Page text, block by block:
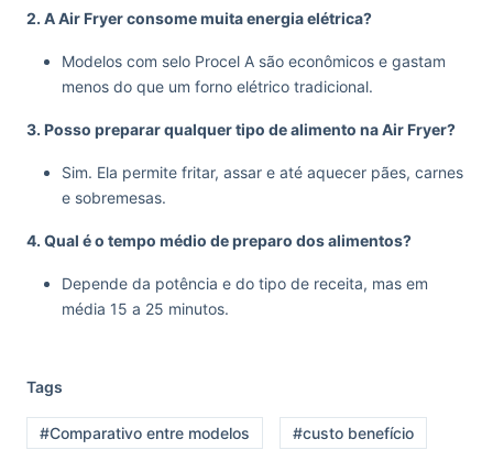
2. A Air Fryer consome muita energia elétrica?
Modelos com selo Procel A são econômicos e gastam
menos do que um forno elétrico tradicional.
3. Posso preparar qualquer tipo de alimento na Air Fryer?
Sim. Ela permite fritar, assar e até aquecer pães, carnes
e sobremesas.
4. Qual é o tempo médio de preparo dos alimentos?
Depende da potência e do tipo de receita, mas em
média 15 a 25 minutos.
Tags
#Comparativo entre modelos #custo benefício